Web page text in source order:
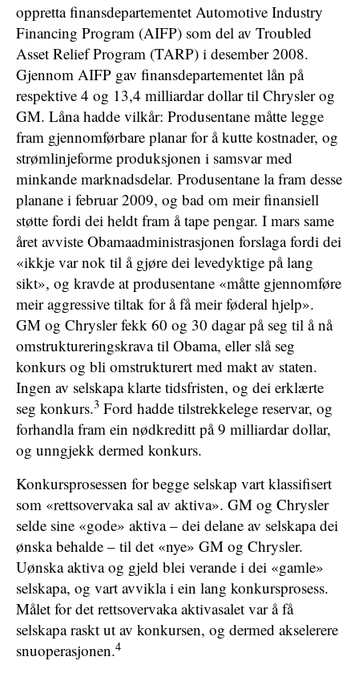
oppretta finansdepartementet Automotive Industry
Financing Program (AIFP) som del av Troubled
Asset Relief Program (TARP) i desember 2008.
Gjennom AIFP gav finansdepartementet lån på
respektive 4 og 13,4 milliardar dollar til Chrysler og
GM. Låna hadde vilkår: Produsentane måtte legge
fram gjennomførbare planar for å kutte kostnader, og
strømlinjeforme produksjonen i samsvar med
minkande marknadsdelar. Produsentane la fram desse
planane i februar 2009, og bad om meir finansiell
støtte fordi dei heldt fram å tape pengar. I mars same
året avviste Obamaadministrasjonen forslaga fordi dei
«ikkje var nok til å gjøre dei levedyktige på lang
sikt», og kravde at produsentane «måtte gjennomføre
meir aggressive tiltak for å få meir føderal hjelp».
GM og Chrysler fekk 60 og 30 dagar på seg til å nå
omstruktureringskrava til Obama, eller slå seg
konkurs og bli omstrukturert med makt av staten.
Ingen av selskapa klarte tidsfristen, og dei erklærte
seg konkurs.3 Ford hadde tilstrekkelege reservar, og
forhandla fram ein nødkreditt på 9 milliardar dollar,
og unngjekk dermed konkurs.
Konkursprosessen for begge selskap vart klassifisert
som «rettsovervaka sal av aktiva». GM og Chrysler
selde sine «gode» aktiva – dei delane av selskapa dei
ønska behalde – til det «nye» GM og Chrysler.
Uønska aktiva og gjeld blei verande i dei «gamle»
selskapa, og vart avvikla i ein lang konkursprosess.
Målet for det rettsovervaka aktivasalet var å få
selskapa raskt ut av konkursen, og dermed akselerere
snuoperasjonen.4